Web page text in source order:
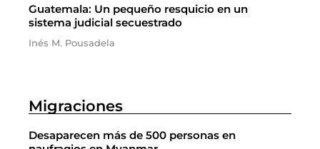
Guatemala: Un pequeño resquicio en un
sistema judicial secuestrado
Inés M. Pousadela
Migraciones
Desaparecen más de 500 personas en